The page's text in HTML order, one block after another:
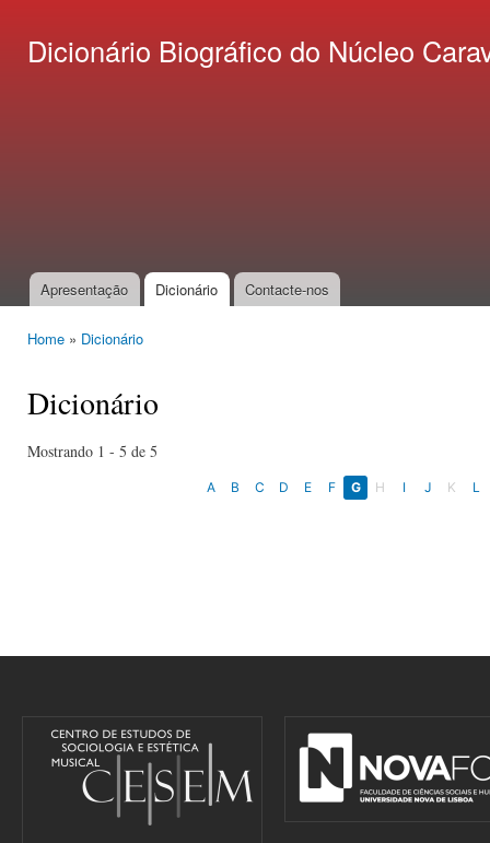
Dicionário Biográfico do Núcleo
Main menu
Apresentação Dicionário Contacte-nos
Home » Dicionário
Dicionário
Mostrando 1 - 5 de 5
A B C D E F G H I J K L